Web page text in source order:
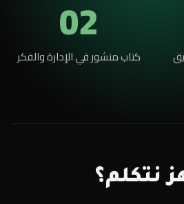
02
كتاب منشور في الإدارة والفكر
نتكلم؟